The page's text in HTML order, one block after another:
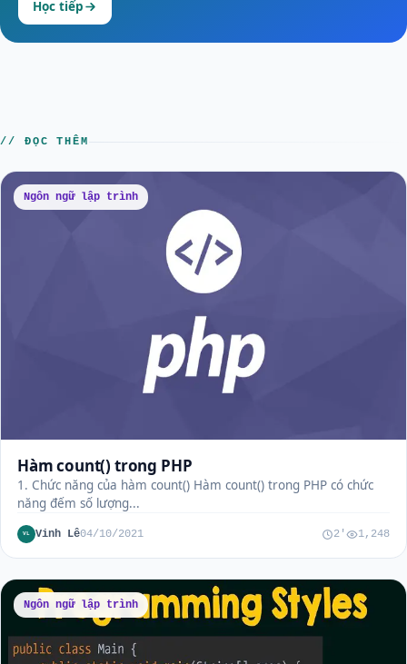
Học tiếp
// ĐỌC THÊM
Ngôn ngữ lập trình
Hàm count() trong PHP
1. Chức năng của hàm count() Hàm count() trong PHP có chức
năng đếm số lượng...
VL Vinh Lê04/10/2021 2' 1,248
Ngôn ngữ lập trình